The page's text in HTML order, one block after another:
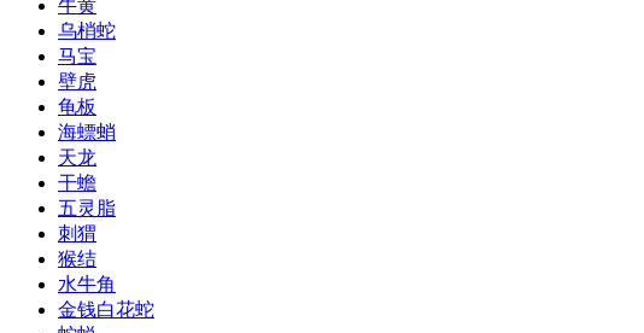
牛黄
乌梢蛇
马宝
壁虎
龟板
海螵蛸
天龙
干蟾
五灵脂
刺猬
猴结
水牛角
金钱白花蛇